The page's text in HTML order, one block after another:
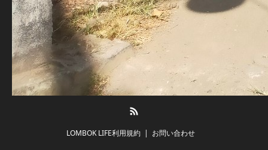
LOMBOK LIFE利用規約 お問い合わせ